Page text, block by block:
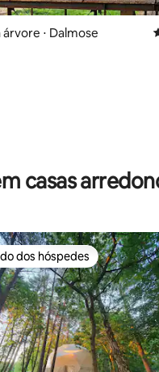
árvore ⋅ Dalmose
casas
dos hóspedes
dos hóspedes